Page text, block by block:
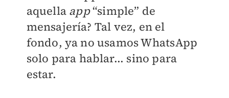
aquella app“simple” de
mensajería? Tal vez, en el
fondo, ya no usamos WhatsApp
solo para hablar... sino para
estar.